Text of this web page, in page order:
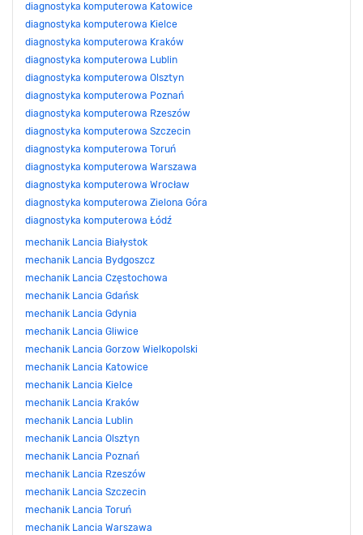
diagnostyka komputerowa Katowice
diagnostyka komputerowa Kielce
diagnostyka komputerowa Kraków
diagnostyka komputerowa Lublin
diagnostyka komputerowa Olsztyn
diagnostyka komputerowa Poznań
diagnostyka komputerowa Rzeszów
diagnostyka komputerowa Szczecin
diagnostyka komputerowa Toruń
diagnostyka komputerowa Warszawa
diagnostyka komputerowa Wrocław
diagnostyka komputerowa Zielona Góra
diagnostyka komputerowa Łódź
mechanik Lancia Białystok
mechanik Lancia Bydgoszcz
mechanik Lancia Częstochowa
mechanik Lancia Gdańsk
mechanik Lancia Gdynia
mechanik Lancia Gliwice
mechanik Lancia Gorzow Wielkopolski
mechanik Lancia Katowice
mechanik Lancia Kielce
mechanik Lancia Kraków
mechanik Lancia Lublin
mechanik Lancia Olsztyn
mechanik Lancia Poznań
mechanik Lancia Rzeszów
mechanik Lancia Szczecin
mechanik Lancia Toruń
mechanik Lancia Warszawa